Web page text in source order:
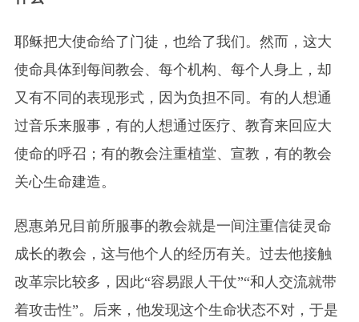
耶稣把大使命给了门徒，也给了我们。然而，这大
使命具体到每间教会、每个机构、每个人身上，却
又有不同的表现形式，因为负担不同。有的人想通
过音乐来服事，有的人想通过医疗、教育来回应大
使命的呼召；有的教会注重植堂、宣教，有的教会
关心生命建造。
恩惠弟兄目前所服事的教会就是一间注重信徒灵命
成长的教会，这与他个人的经历有关。过去他接触
改革宗比较多，因此“容易跟人干仗”“和人交流就带
着攻击性”。后来，他发现这个生命状态不对，于是